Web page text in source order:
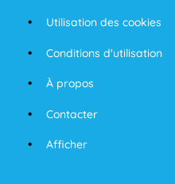
Utilisation des cookies
Conditions d'utilisation
À propos
Contacter
Afficher